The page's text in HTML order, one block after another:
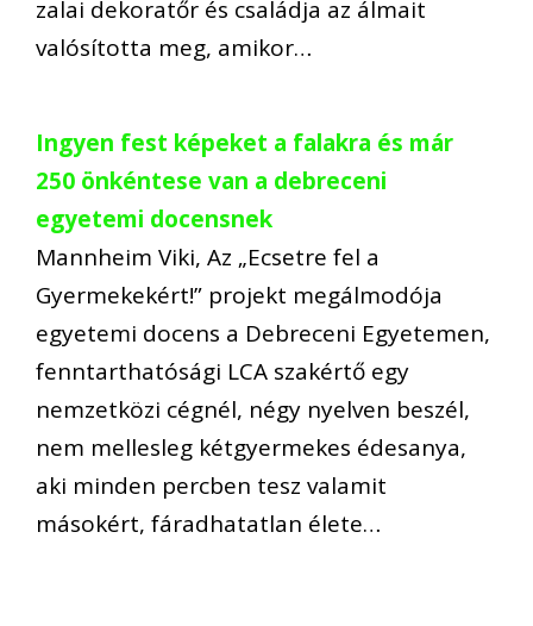
zalai dekoratőr és családja az álmait
valósította meg, amikor…
Ingyen fest képeket a falakra és már
250 önkéntese van a debreceni
egyetemi docensnek
Mannheim Viki, Az „Ecsetre fel a
Gyermekekért!” projekt megálmodója
egyetemi docens a Debreceni Egyetemen,
fenntarthatósági LCA szakértő egy
nemzetközi cégnél, négy nyelven beszél,
nem mellesleg kétgyermekes édesanya,
aki minden percben tesz valamit
másokért, fáradhatatlan élete…